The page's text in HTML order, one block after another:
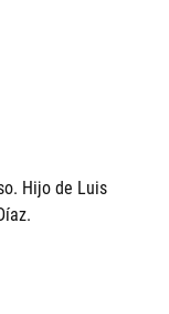
Hijo de Luis